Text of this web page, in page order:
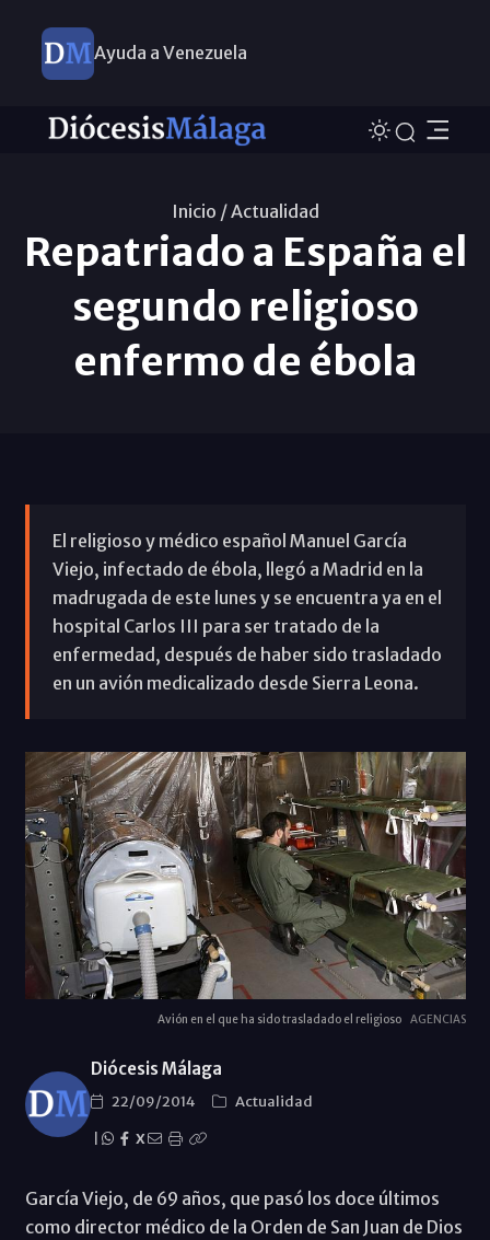
Ayuda a Venezuela
Inicio /Actualidad
Repatriado a España el
segundo religioso
enfermo de ébola
El religioso y médico español Manuel García
Viejo, infectado de ébola, llegó a Madrid en la
madrugada de este lunes y se encuentra ya en el
hospital Carlos III para ser tratado de la
enfermedad, después de haber sido trasladado
en un avión medicalizado desde Sierra Leona.
Avión en el que ha sido trasladado el religioso AGENCIAS
Diócesis Málaga
22/09/2014
Actualidad
X
García Viejo, de 69 años, que pasó los doce últimos
como director médico de la Orden de San Juan de Dios